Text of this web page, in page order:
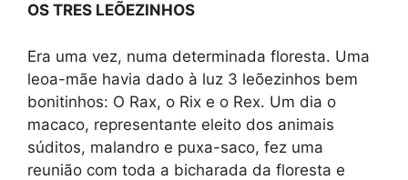
OS TRES LEÕEZINHOS
Era uma vez, numa determinada floresta. Uma
leoa-mãe havia dado à luz 3 leõezinhos bem
bonitinhos: O Rax, o Rix e o Rex. Um dia o
macaco, representante eleito dos animais
súditos, malandro e puxa-saco, fez uma
reunião com toda a bicharada da floresta e